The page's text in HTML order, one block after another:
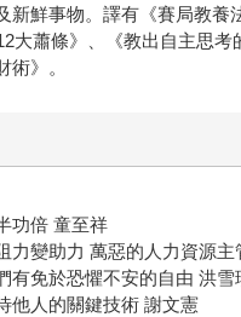
新鮮事物。譯有《賽局教養
大蕭條》、《教出自主思考
術》。
功倍 童至祥
力變助力 萬惡的人力資源主
有免於恐懼不安的自由 洪雪
他人的關鍵技術 謝文憲